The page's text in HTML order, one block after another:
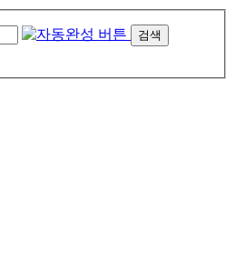
검색